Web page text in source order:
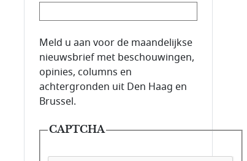
E-mailadres van de abonnee.
Meld u aan voor de maandelijkse
nieuwsbrief met beschouwingen,
opinies, columns en
achtergronden uit Den Haag en
Brussel.
CAPTCHA